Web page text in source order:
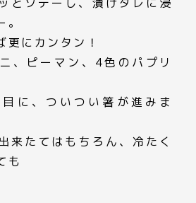
更にカンタン！
、ピーマン、4色のパプリ
に、ついつい箸が進みま
来たてはもちろん、冷たく
も